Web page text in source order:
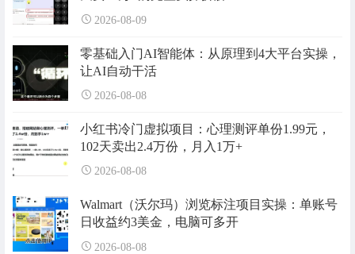
2026-08-09
零基础入门AI智能体：从原理到4大平台实操，
让AI自动干活
2026-08-08
小红书冷门虚拟项目：心理测评单份1.99元，
102天卖出2.4万份，月入1万+
2026-08-08
Walmart（沃尔玛）浏览标注项目实操：单账号
日收益约3美金，电脑可多开
2026-08-08